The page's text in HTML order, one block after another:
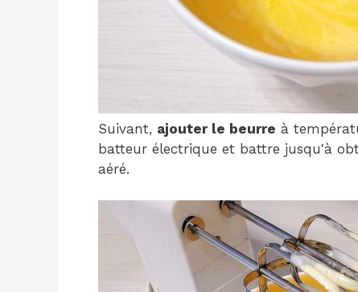
Suivant, ajouter le beurre à
batteur électrique et battre jusqu'à
aéré.